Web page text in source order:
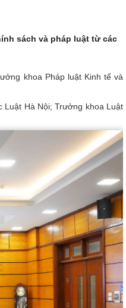
sách và pháp luật từ các
khoa Pháp luật Kinh tế và
Luật Hà Nội; Trưởng khoa Luật